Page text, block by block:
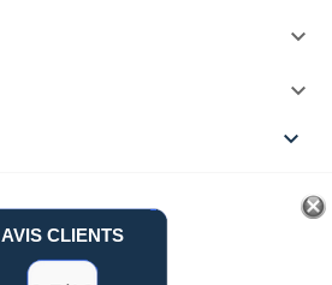
keyboard_arrow_down
keyboard_arrow_down

AVIS CLIENTS